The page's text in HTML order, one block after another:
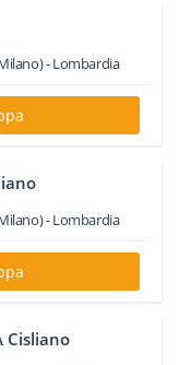
-Lombardia
-Lombardia
Cisliano